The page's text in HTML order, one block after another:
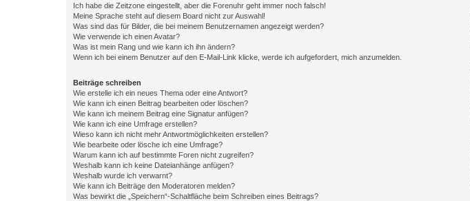
Ich habe die Zeitzone eingestellt, aber die Forenuhr geht immer noch falsch!
Meine Sprache steht auf diesem Board nicht zur Auswahl!
Was sind das für Bilder, die bei meinem Benutzernamen angezeigt werden?
Wie verwende ich einen Avatar?
Was ist mein Rang und wie kann ich ihn ändern?
Wenn ich bei einem Benutzer auf den E-Mail-Link klicke, werde ich aufgefordert, mich anzumelden.
Beiträge schreiben
Wie erstelle ich ein neues Thema oder eine Antwort?
Wie kann ich einen Beitrag bearbeiten oder löschen?
Wie kann ich meinem Beitrag eine Signatur anfügen?
Wie kann ich eine Umfrage erstellen?
Wieso kann ich nicht mehr Antwortmöglichkeiten erstellen?
Wie bearbeite oder lösche ich eine Umfrage?
Warum kann ich auf bestimmte Foren nicht zugreifen?
Weshalb kann ich keine Dateianhänge anfügen?
Weshalb wurde ich verwarnt?
Wie kann ich Beiträge den Moderatoren melden?
Was bewirkt die „Speichern“-Schaltfläche beim Schreiben eines Beitrags?